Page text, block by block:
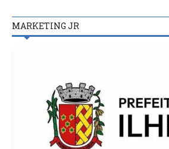
MARKETING JR